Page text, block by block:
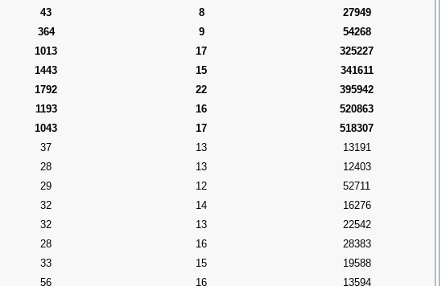
43 8
27949
364 9
54268
1013 17
325227
1443 15
341611
1792 22
395942
1193 16
520863
1043 17
518307
37 13
13191
28 13
12403
29 12
52711
32 14
16276
32 13
22542
28 16
28383
33 15
19588
56 16
13594